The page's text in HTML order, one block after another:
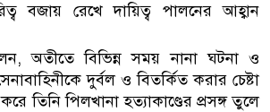
বজায় রেখে দায়িত্ব পালনের আহ্বান
অতীতে বিভিন্ন সময় নানা ঘটনা ও
দুর্বল ও বিতর্কিত করার চেষ্টা
তিনি পিলখানা হত্যাকাণ্ডের প্রসঙ্গ তুলে